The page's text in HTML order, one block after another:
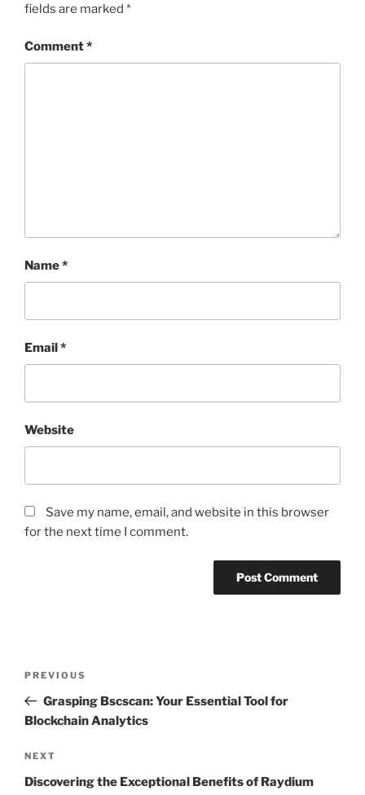
fields are marked *
Comment*
Name*
Email*
Website
Save my name, email, and website in this browser
for the next time I comment.
Previous
Post
PREVIOUS
Grasping Bscscan: Your Essential Tool for
Blockchain Analytics
Next
Post
NEXT
Discovering the Exceptional Benefits of Raydium